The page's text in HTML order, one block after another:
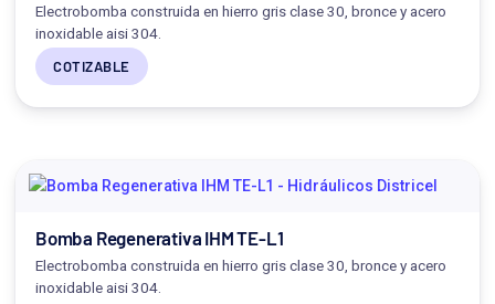
Electrobomba construida en hierro gris clase 30, bronce y acero
inoxidable aisi 304.
COTIZABLE
Bomba Regenerativa IHM TE-L1
Electrobomba construida en hierro gris clase 30, bronce y acero
inoxidable aisi 304.